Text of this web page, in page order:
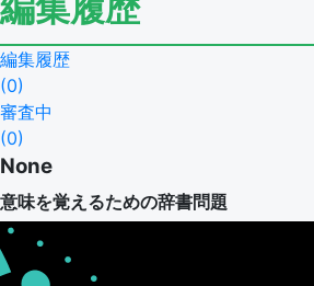
編集履歴
(0)
審査中
(0)
None
意味を覚えるための辞書問題